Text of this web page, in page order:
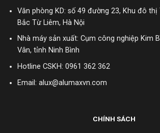
Văn phòng KD: số 49 đường 23, Khu đô thị
Bắc Từ Liêm, Hà Nội
Nhà máy sản xuất: Cụm công nghiệp Kim
Vân, tỉnh Ninh Bình
Hotline CSKH: 0961 362 362
Email: alux@alumaxvn.com
CHÍNH SÁCH